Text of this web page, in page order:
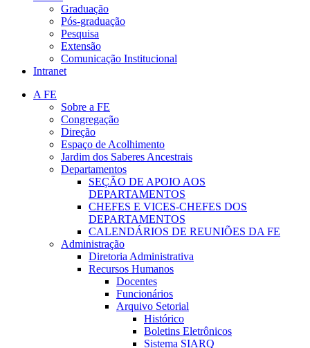
Graduação
Pós-graduação
Pesquisa
Extensão
Comunicação Institucional
Intranet
A FE
Sobre a FE
Congregação
Direção
Espaço de Acolhimento
Jardim dos Saberes Ancestrais
Departamentos
SEÇÃO DE APOIO AOS
DEPARTAMENTOS
CHEFES E VICES-CHEFES DOS
DEPARTAMENTOS
CALENDÁRIOS DE REUNIÕES DA FE
Administração
Diretoria Administrativa
Recursos Humanos
Docentes
Funcionários
Arquivo Setorial
Histórico
Boletins Eletrônicos
Sistema SIARQ